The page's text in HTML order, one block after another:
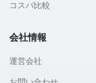
コスパ比較
会社情報
運営会社